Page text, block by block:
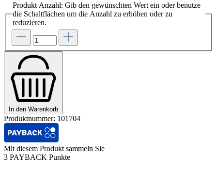
Produkt Anzahl: Gib den gewünschten Wert ein oder benutze
die Schaltflächen um die Anzahl zu erhöhen oder zu
reduzieren.
In den Warenkorb
Produktnummer: 101704
Mit diesem Produkt sammeln Sie
3 PAYBACK Punkte